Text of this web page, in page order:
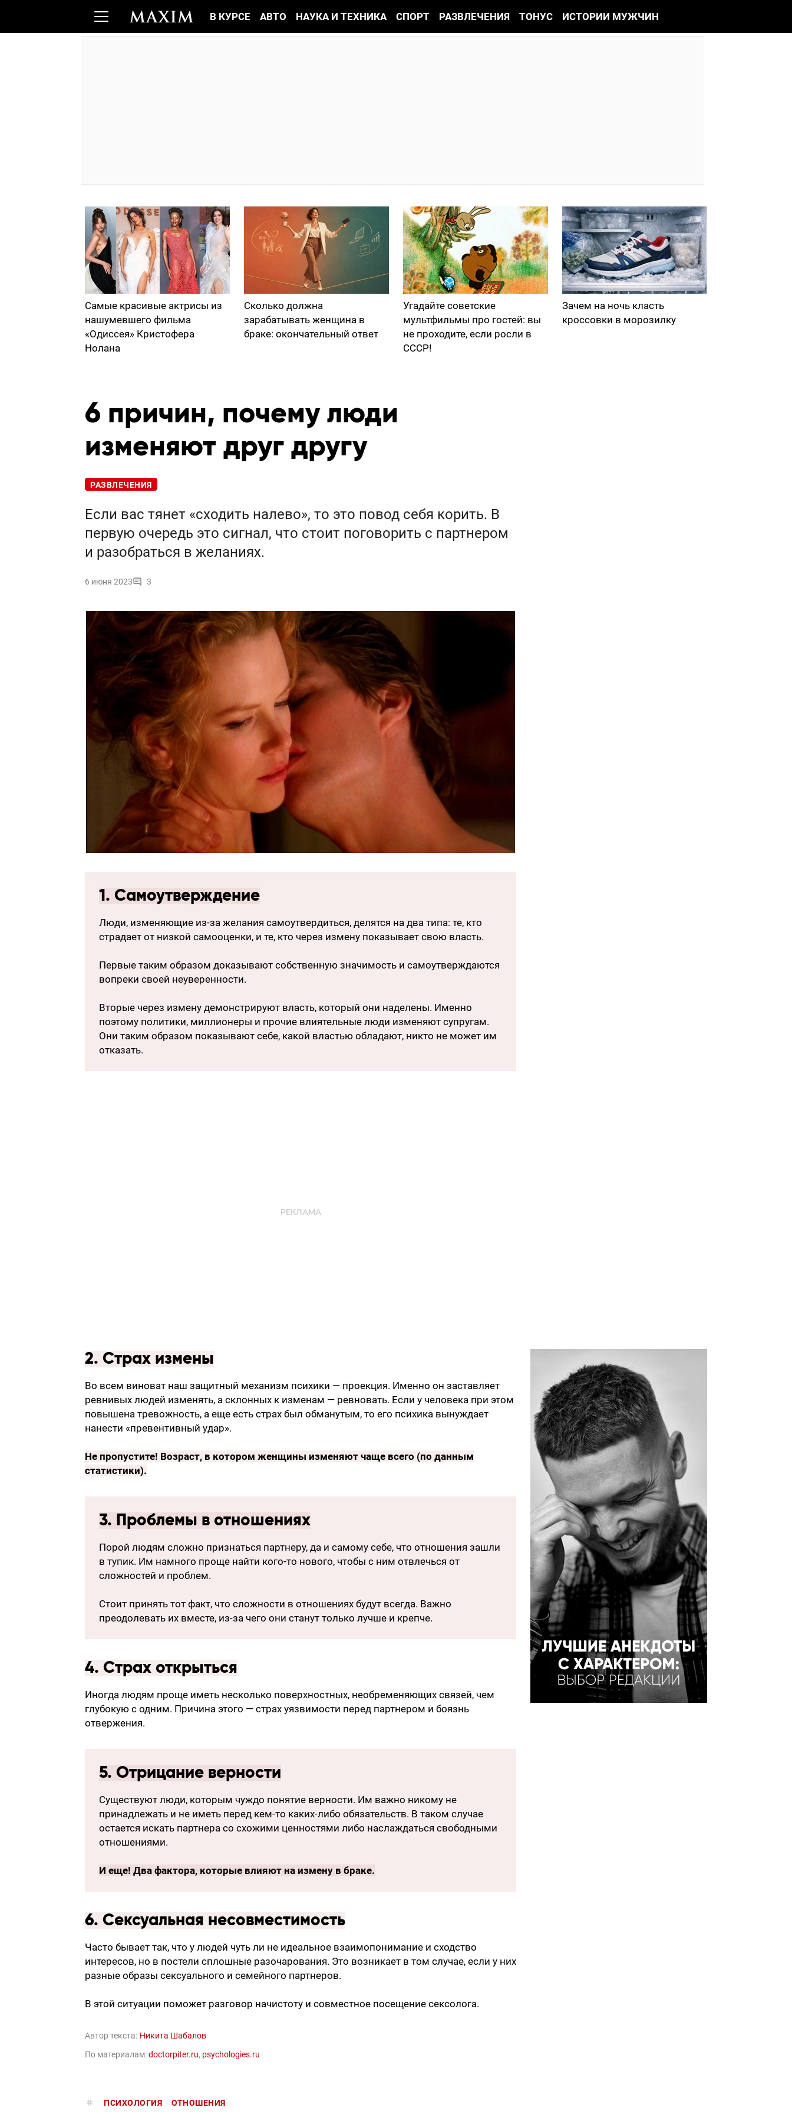
В КУРСЕ АВТО НАУКА И ТЕХНИКА СПОРТ РАЗВЛЕЧЕНИЯ ТОНУС ИСТОРИИ МУЖЧИН
Самые красивые актрисы из
нашумевшего фильма
«Одиссея» Кристофера
Нолана
Сколько должна
зарабатывать женщина в
браке: окончательный ответ
Угадайте советские
мультфильмы про гостей: вы
не проходите, если росли в
СССР!
Зачем на ночь класть
кроссовки в морозилку
6 причин, почему люди
изменяют друг другу
РАЗВЛЕЧЕНИЯ
Если вас тянет «сходить налево», то это повод себя корить. В
первую очередь это сигнал, что стоит поговорить с партнером
и разобраться в желаниях.
6 июня 2023 3
1. Самоутверждение
Люди, изменяющие из-за желания самоутвердиться, делятся на два типа: те, кто
страдает от низкой самооценки, и те, кто через измену показывает свою власть.
Первые таким образом доказывают собственную значимость и самоутверждаются
вопреки своей неуверенности.
Вторые через измену демонстрируют власть, который они наделены. Именно
поэтому политики, миллионеры и прочие влиятельные люди изменяют супругам.
Они таким образом показывают себе, какой властью обладают, никто не может им
отказать.
2. Страх измены
Во всем виноват наш защитный механизм психики — проекция. Именно он заставляет
ревнивых людей изменять, а склонных к изменам — ревновать. Если у человека при этом
повышена тревожность, а еще есть страх был обманутым, то его психика вынуждает
нанести «превентивный удар».
Не пропустите! Возраст, в котором женщины изменяют чаще всего (по данным
статистики).
3. Проблемы в отношениях
Порой людям сложно признаться партнеру, да и самому себе, что отношения зашли
в тупик. Им намного проще найти кого-то нового, чтобы с ним отвлечься от
сложностей и проблем.
Стоит принять тот факт, что сложности в отношениях будут всегда. Важно
преодолевать их вместе, из-за чего они станут только лучше и крепче.
4. Страх открыться
Иногда людям проще иметь несколько поверхностных, необременяющих связей, чем
глубокую с одним. Причина этого — страх уязвимости перед партнером и боязнь
отвержения.
5. Отрицание верности
Существуют люди, которым чуждо понятие верности. Им важно никому не
принадлежать и не иметь перед кем-то каких-либо обязательств. В таком случае
остается искать партнера со схожими ценностями либо наслаждаться свободными
отношениями.
И еще! Два фактора, которые влияют на измену в браке.
6. Сексуальная несовместимость
Часто бывает так, что у людей чуть ли не идеальное взаимопонимание и сходство
интересов, но в постели сплошные разочарования. Это возникает в том случае, если у них
разные образы сексуального и семейного партнеров.
В этой ситуации поможет разговор начистоту и совместное посещение сексолога.
Автор текста: Никита Шабалов
По материалам:doctorpiter.ru, psychologies.ru
ПСИХОЛОГИЯ ОТНОШЕНИЯ